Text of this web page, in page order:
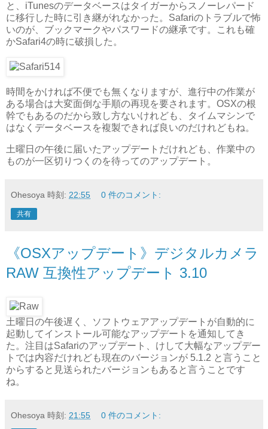
と、iTunesのデータベースはタイガーからスノーレパード
に移行した時に引き継がれなかった。Safariのトラブルで怖
いのが、ブックマークやパスワードの継承です。これも確
かSafari4の時に破損した。
時間をかければ不便でも無くなりますが、進行中の作業が
ある場合は大変面倒な手順の再現を要されます。OSXの根
幹でもあるのだから致し方ないけれども、タイムマシンで
はなくデータベースを複製できれば良いのだけれどもね。
土曜日の午後に届いたアップデートだけれども、作業中の
ものが一区切りつくのを待ってのアップデート。
Ohesoya 時刻: 22:55 0 件のコメント:
共有
《OSXアップデート》デジタルカメラ
RAW 互換性アップデート 3.10
土曜日の午後遅く、ソフトウェアアップデートが自動的に
起動してインストール可能なアップデートを通知してき
た。注目はSafariのアップデート、けして大幅なアップデー
トでは内容だけれども現在のバージョンが 5.1.2 と言うこと
からすると見送られたバージョンもあると言うことです
ね。
Ohesoya 時刻: 21:55 0 件のコメント: